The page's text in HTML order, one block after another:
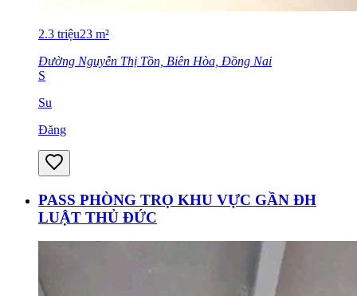
2.3 triệu23 m²
Đường Nguyễn Thị Tồn, Biên Hòa, Đồng Nai
S
Su
Đăng
PASS PHÒNG TRỌ KHU VỰC GẦN ĐH
LUẬT THỦ ĐỨC